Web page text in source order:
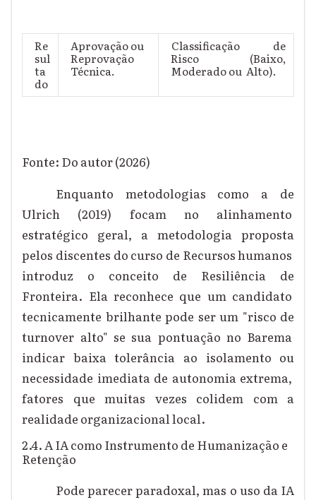
Re
sul
ta
do
Aprovação ou
Reprovação
Técnica.
Classificação de
Risco (Baixo,
Moderado ou Alto).
Fonte: Do autor (2026)
Enquanto metodologias como a de
Ulrich (2019) focam no alinhamento
estratégico geral, a metodologia proposta
pelos discentes do curso de Recursos humanos
introduz o conceito de Resiliência de
Fronteira. Ela reconhece que um candidato
tecnicamente brilhante pode ser um "risco de
turnover alto" se sua pontuação no Barema
indicar baixa tolerância ao isolamento ou
necessidade imediata de autonomia extrema,
fatores que muitas vezes colidem com a
realidade organizacional local.
2.4. A IA como Instrumento de Humanização e
Retenção
Pode parecer paradoxal, mas o uso da IA